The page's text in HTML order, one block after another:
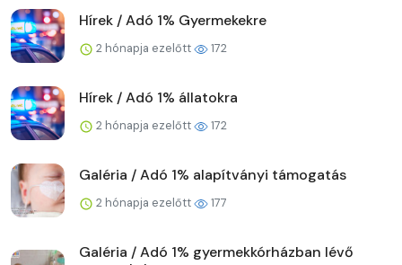
Hírek / Adó 1% Gyermekekre
2 hónapja ezelőtt 172
Hírek / Adó 1% állatokra
2 hónapja ezelőtt 172
Galéria / Adó 1% alapítványi támogatás
2 hónapja ezelőtt 177
Galéria / Adó 1% gyermekkórházban lévő